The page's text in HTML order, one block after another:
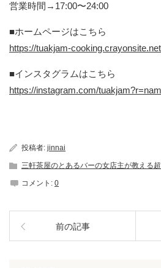
営業時間→17:00〜24:00
■ホームページはこちら
https://tuakjam-cooking.crayonsite.net
■インスタグラムはこちら
https://instagram.com/
投稿者: jinnai
三軒茶屋のとあるバーの女店主が教える
コメント: 0
前の記事